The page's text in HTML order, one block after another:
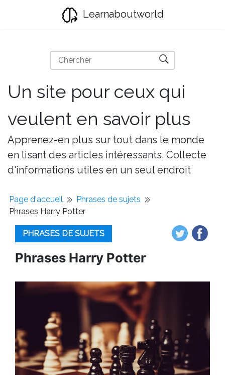
Learnaboutworld
Un site pour ceux qui
veulent en savoir plus
Apprenez-en plus sur tout dans le monde
en lisant des articles intéressants. Collecte
d'informations utiles en un seul endroit
Page d'accueil
Phrases de sujets
Phrases Harry Potter
PHRASES DE SUJETS
Phrases Harry Potter